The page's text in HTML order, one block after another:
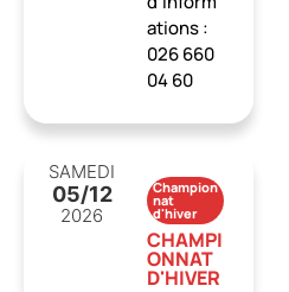
ations :
026 660
04 60
SAMEDI
05/12
2026
Champion
nat
d'hiver
CHAMPI
ONNAT
D'HIVER